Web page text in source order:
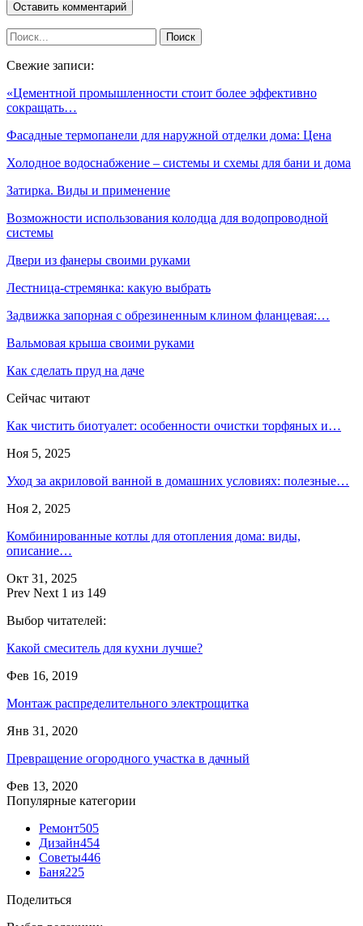
Свежие записи:
«Цементной промышленности стоит более эффективно
сокращать…
Фасадные термопанели для наружной отделки дома: Цена
Холодное водоснабжение – системы и схемы для бани и дома
Затирка. Виды и применение
Возможности использования колодца для водопроводной
системы
Двери из фанеры своими руками
Лестница-стремянка: какую выбрать
Задвижка запорная с обрезиненным клином фланцевая:…
Вальмовая крыша своими руками
Как сделать пруд на даче
Сейчас читают
Как чистить биотуалет: особенности очистки торфяных и…
Ноя 5, 2025
Уход за акриловой ванной в домашних условиях: полезные…
Ноя 2, 2025
Комбинированные котлы для отопления дома: виды,
описание…
Окт 31, 2025
Prev Next 1 из 149
Выбор читателей:
Какой смеситель для кухни лучше?
Фев 16, 2019
Монтаж распределительного электрощитка
Янв 31, 2020
Превращение огородного участка в дачный
Фев 13, 2020
Популярные категории
Ремонт505
Дизайн454
Советы446
Баня225
Поделиться